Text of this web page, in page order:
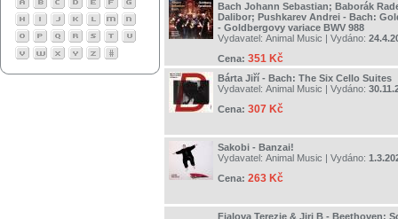
Bach Johann Sebastian; Baborák
Dalibor; Pushkarev Andrei - Bach:
- Goldbergovy variace BWV 988
Vydavatel: Animal Music | Vydáno:
Cena: 351 Kč
Bárta Jiří - Bach: The Six Cello Suites
Vydavatel: Animal Music | Vydáno:
Cena: 307 Kč
Sakobi - Banzai!
Vydavatel: Animal Music | Vydáno:
Cena: 263 Kč
Fialova Terezie & Jiri B - Beethoven: